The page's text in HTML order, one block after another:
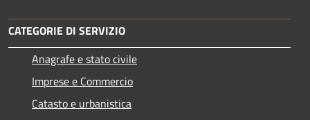
CATEGORIE DI SERVIZIO
Anagrafe e stato civile
Imprese e Commercio
Catasto e urbanistica